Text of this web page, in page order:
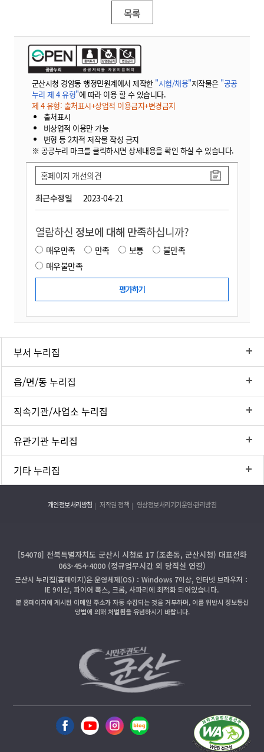
목록
군산시청 경암동 행정민원계에서 제작한 "시험/채용"저작물은 "공공
누리 제 4 유형"에 따라 이용 할 수 있습니다.
제 4 유형: 출처표시+상업적 이용금지+변경금지
출처표시
비상업적 이용만 가능
변형 등 2차적 저작물 작성 금지
※ 공공누리 마크를 클릭하시면 상세내용을 확인 하실 수 있습니다.
최근수정일 2023-04-21
홈페이지 개선의견
열람하신 정보에 대해 만족하십니까?
매우만족 만족 보통
불만족
매우불만족
부서 누리집
읍/면/동 누리집
직속기관/사업소 누리집
유관기관 누리집
기타 누리집
개인정보처리방침 저작권 정책 영상정보처리기기운영·관리방침
[54078] 전북특별자치도 군산시 시청로 17 (조촌동, 군산시청) 대표전화
063-454-4000 (정규업무시간 외 당직실 연결)
군산시 누리집(홈페이지)은 운영체제(OS)：Windows 7이상, 인터넷 브라우저：
IE 9이상, 파이어 폭스, 크롬, 사파리에 최적화 되어있습니다.
본 홈페이지에 게시된 이메일 주소가 자동 수집되는 것을 거부하며, 이를 위반시 정보통신
망법에 의해 처벌됨을 유념하시기 바랍니다.